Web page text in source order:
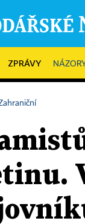
ZPRÁVY